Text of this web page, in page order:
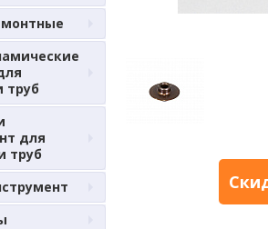
труб
для
труб